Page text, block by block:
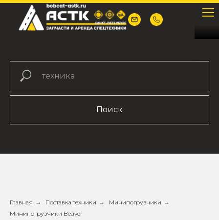
Поиск
Главная → Поставка техники → Минипогрузчики →
Минипогрузчики Beaver